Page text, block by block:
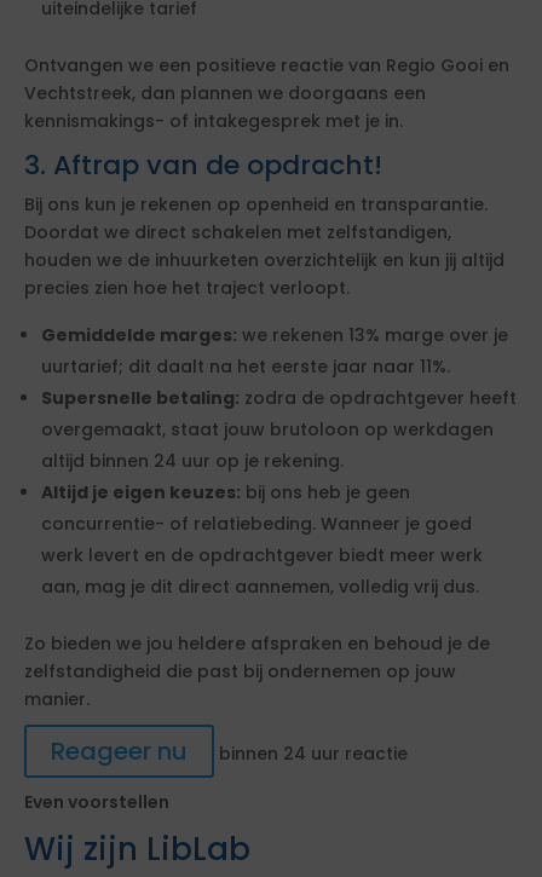
uiteindelijke tarief
Ontvangen we een positieve reactie van Regio Gooi en
Vechtstreek, dan plannen we doorgaans een
kennismakings- of intakegesprek met je in.
3. Aftrap van de opdracht!
Bij ons kun je rekenen op openheid en transparantie.
Doordat we direct schakelen met zelfstandigen,
houden we de inhuurketen overzichtelijk en kun jij altijd
precies zien hoe het traject verloopt.
Gemiddelde marges: we rekenen 13% marge over je
uurtarief; dit daalt na het eerste jaar naar 11%.
Supersnelle betaling: zodra de opdrachtgever heeft
overgemaakt, staat jouw brutoloon op werkdagen
altijd binnen 24 uur op je rekening.
Altijd je eigen keuzes: bij ons heb je geen
concurrentie- of relatiebeding. Wanneer je goed
werk levert en de opdrachtgever biedt meer werk
aan, mag je dit direct aannemen, volledig vrij dus.
Zo bieden we jou heldere afspraken en behoud je de
zelfstandigheid die past bij ondernemen op jouw
manier.
Reageer nu
binnen 24 uur reactie
Even voorstellen
Wij zijn LibLab